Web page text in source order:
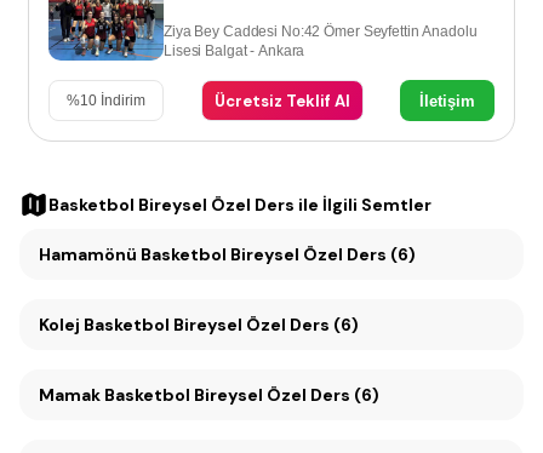
Ziya Bey Caddesi No:42 Ömer Seyfettin Anadolu
Lisesi Balgat - Ankara
%10 İndirim Ücretsiz Teklif Al İletişim
Basketbol Bireysel Özel Ders ile İlgili Semtler
Hamamönü Basketbol Bireysel Özel Ders (6)
Kolej Basketbol Bireysel Özel Ders (6)
Mamak Basketbol Bireysel Özel Ders (6)